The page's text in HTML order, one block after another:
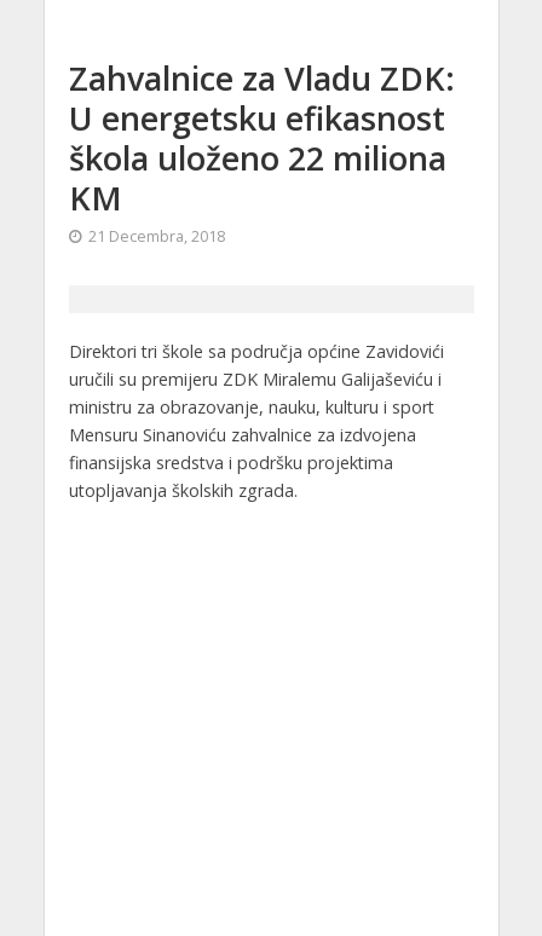
Zahvalnice za Vladu ZDK:
U energetsku efikasnost
škola uloženo 22 miliona
KM
21 Decembra, 2018
Direktori tri škole sa područja općine Zavidovići
uručili su premijeru ZDK Miralemu Galijaševiću i
ministru za obrazovanje, nauku, kulturu i sport
Mensuru Sinanoviću zahvalnice za izdvojena
finansijska sredstva i podršku projektima
utopljavanja školskih zgrada.